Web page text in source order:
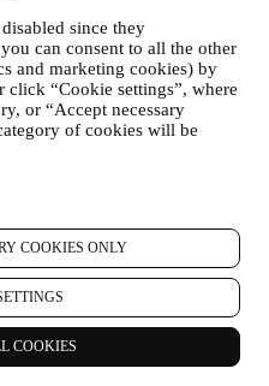
since they
can consent to all the other
and marketing cookies) by
“Cookie settings”, where
or “Accept necessary
of cookies will be
COOKIES ONLY
COOKIES
algunos datos sobre usted
legales y otras
recibidas de las
LE CREUSET
una cuenta de Le Creuset
mejor de nuestros
un seguimiento de
procesamiento es necesaria
estos servicios como titular de
Y
PRODUCTOS,
Utilizaremos sus datos para